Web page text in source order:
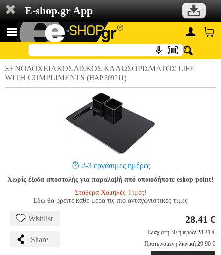
E-shop.gr App
ΞΕΝΟΔΟΧΕΙΑΚΟΣ ΔΙΣΚΟΣ ΚΑΛΩΣΟΡΙΣΜΑΤΟΣ LIFE
WITH COMPLIMENTS (HAP.309211)
2-3 εργάσιμες ημέρες
Χωρίς έξοδα αποστολής για παραλαβή από οποιοδήποτε eshop point!
Σταθερά Χαμηλές Τιμές!
Εδώ θα βρείτε κάθε μέρα τις πιο ανταγωνιστικές τιμές
Wishlist
Share
28.41 €
Ελάχιστη 30 ημερών 28.41 €
Προτεινόμενη λιανική 29.90 €